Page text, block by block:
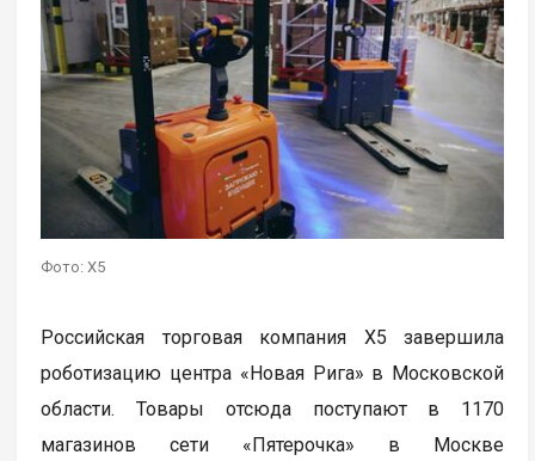
Фото: X5
Российская торговая компания X5 завершила
роботизацию центра «Новая Рига» в Московской
области. Товары отсюда поступают в 1170
магазинов сети «Пятерочка» в Москве